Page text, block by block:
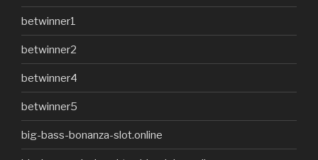
betwinner1
betwinner2
betwinner4
betwinner5
big-bass-bonanza-slot.online